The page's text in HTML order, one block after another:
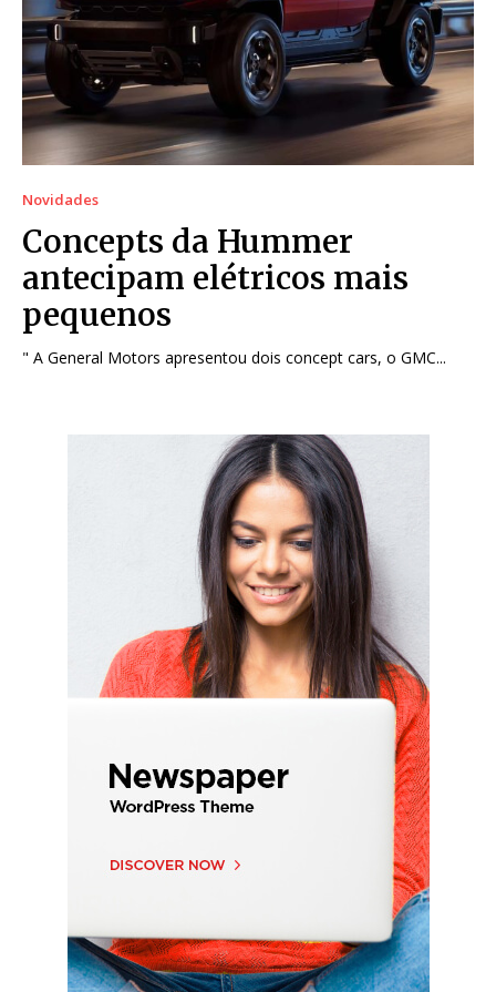
Novidades
Concepts da Hummer
antecipam elétricos mais
pequenos
" A General Motors apresentou dois concept cars, o GMC...